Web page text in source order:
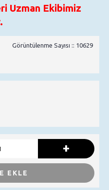
Uzman Ekibimiz
Görüntülenme Sayısı :: 10629
+
EKLE